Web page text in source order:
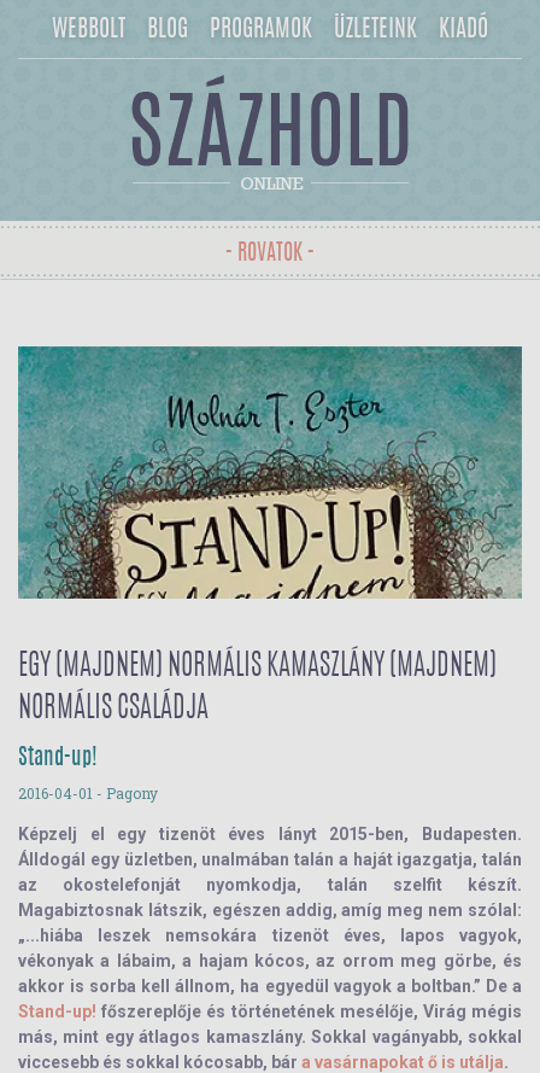
WEBBOLT BLOG PROGRAMOK ÜZLETEINK KIADÓ
Toggle
navigation
- ROVATOK -
EGY (MAJDNEM) NORMÁLIS KAMASZLÁNY (MAJDNEM)
NORMÁLIS CSALÁDJA
Stand-up!
2016-04-01 - Pagony
Képzelj el egy tizenöt éves lányt 2015-ben, Budapesten.
Álldogál egy üzletben, unalmában talán a haját igazgatja, talán
az okostelefonját nyomkodja, talán szelfit készít.
Magabiztosnak látszik, egészen addig, amíg meg nem szólal:
„...hiába leszek nemsokára tizenöt éves, lapos vagyok,
vékonyak a lábaim, a hajam kócos, az orrom meg görbe, és
akkor is sorba kell állnom, ha egyedül vagyok a boltban.” De a
Stand-up! főszereplője és történetének mesélője, Virág mégis
más, mint egy átlagos kamaszlány. Sokkal vagányabb, sokkal
viccesebb és sokkal kócosabb, bár a vasárnapokat ő is utálja.